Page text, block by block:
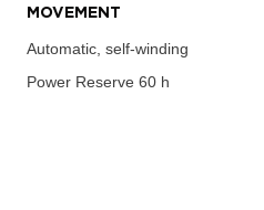
MOVEMENT
Automatic, self-winding
Power Reserve 60 h